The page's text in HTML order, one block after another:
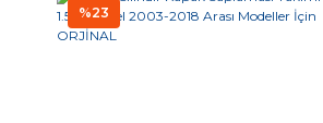
%23